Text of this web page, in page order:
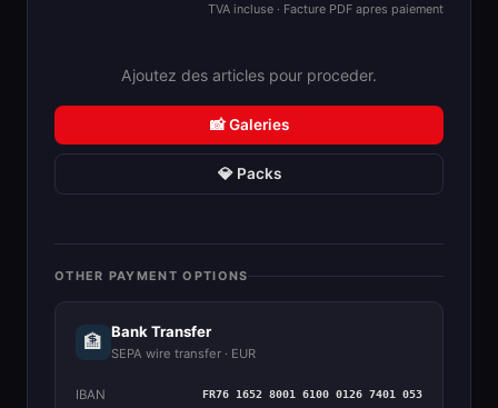
TVA incluse · Facture PDF apres paiement
Ajoutez des articles pour proceder.
📸 Galeries
💎 Packs
OTHER PAYMENT OPTIONS
🏦 Bank Transfer
SEPA wire transfer · EUR
IBAN FR76 1652 8001 6100 0126 7401 053